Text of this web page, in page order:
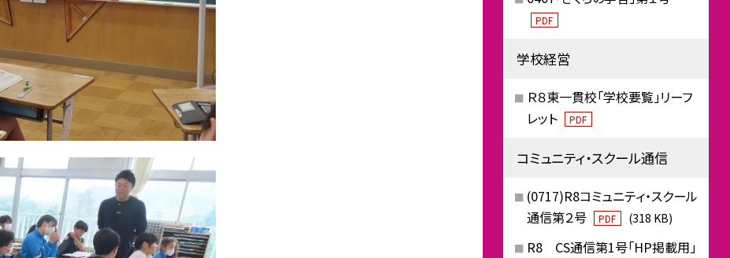
PDF
学校経営
Ｒ８東一貫校「学校要覧」リーフ
レット
PDF
コミュニティ・スクール通信
(0717)R8コミュニティ・スクール
通信第２号
PDF (318 KB)
R8 CS通信第1号「HP掲載用」